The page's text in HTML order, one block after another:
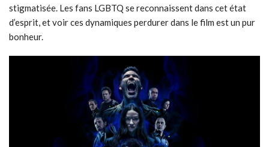
stigmatisée. Les fans LGBTQ se reconnaissent dans cet état
d’esprit, et voir ces dynamiques perdurer dans le film est un pur
bonheur.